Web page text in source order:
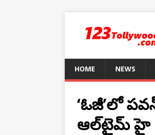
HOME NEWS
‘ఓజీ’లో
ఆల్‌టైమ్ హై